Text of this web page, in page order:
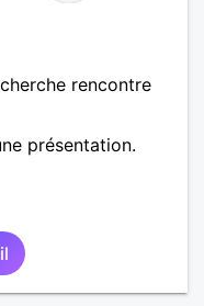
rencontre
présentation.